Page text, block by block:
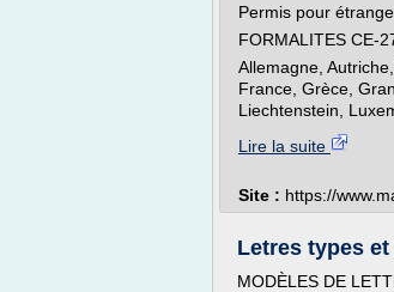
Permis pour
FORMALITES CE-
Allemagne,
France, Grèce,
Liechtenstein,
Lire la suite
Site : https://
Letres types
MODÈLES DE